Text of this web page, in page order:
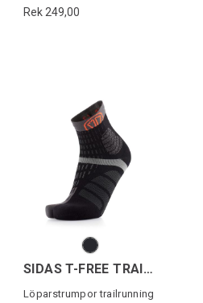
Rek 249,00
SIDAS T-FREE TRAIL CREW
Löparstrumpor trailrunning